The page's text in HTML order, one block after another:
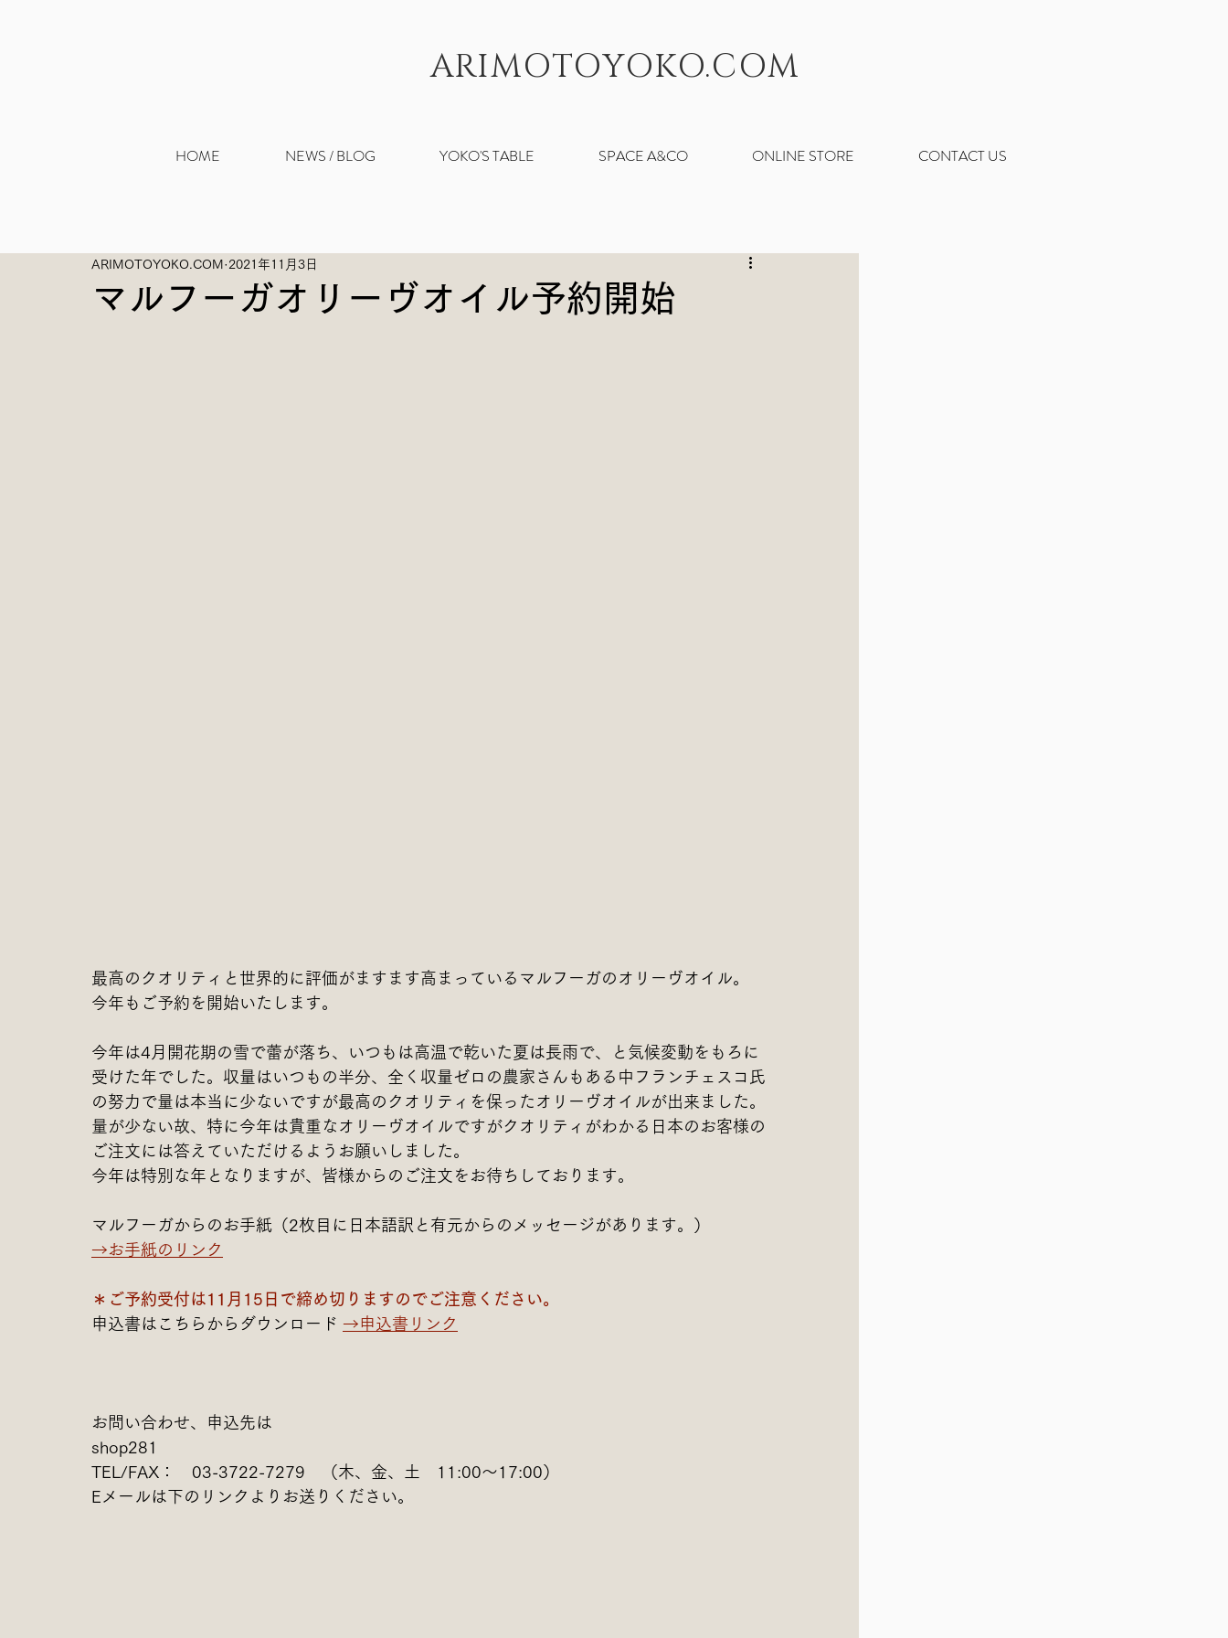
ARIMOTOYOKO.COM
HOME NEWS / BLOG YOKO'S TABLE SPACE A&CO ONLINE STORE CONTACT US
マルフーガオリーヴオイル予約開始
ARIMOTOYOKO.COM 2021年11月3日
最高のクオリティと世界的に評価がますます高まっているマルフーガのオリーヴオイル。
今年もご予約を開始いたします。
今年は4月開花期の雪で蕾が落ち、いつもは高温で乾いた夏は長雨で、と気候変動をもろに
受けた年でした。収量はいつもの半分、全く収量ゼロの農家さんもある中フランチェスコ氏
の努力で量は本当に少ないですが最高のクオリティを保ったオリーヴオイルが出来ました。
量が少ない故、特に今年は貴重なオリーヴオイルですがクオリティがわかる日本のお客様の
ご注文には答えていただけるようお願いしました。
今年は特別な年となりますが、皆様からのご注文をお待ちしております。
マルフーガからのお手紙（2枚目に日本語訳と有元からのメッセージがあります。）
→お手紙のリンク
＊ご予約受付は11月15日で締め切りますのでご注意ください。
申込書はこちらからダウンロード →申込書リンク
お問い合わせ、申込先は
shop281
TEL/FAX：　03-3722-7279　（木、金、土　11:00～17:00）
Eメールは下のリンクよりお送りください。